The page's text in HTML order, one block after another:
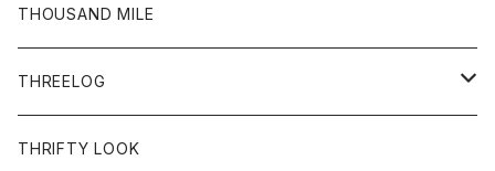
ワンピース
ジーンズ
ショートパンツ
トップス
Tシャツ
THOUSAND MILE
THREELOG
トップス
THRIFTY LOOK